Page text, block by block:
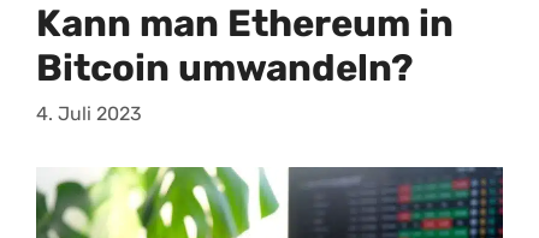
Kann man Ethereum in
Bitcoin umwandeln?
4. Juli 2023